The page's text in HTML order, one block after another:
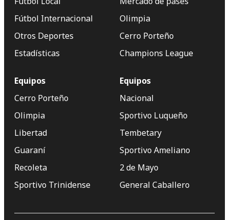
Fútbol Internacional
Otros Deportes
Estadísticas
Olimpia
Cerro Porteño
Champions League
Equipos
Cerro Porteño
Olimpia
Libertad
Guaraní
Recoleta
Sportivo Trinidense
Equipos
Nacional
Sportivo Luqueño
Tembetary
Sportivo Ameliano
2 de Mayo
General Caballero